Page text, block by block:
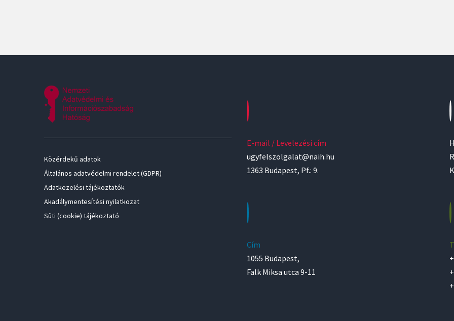
Közérdekű adatok
Általános adatvédelmi rendelet (GDPR)
Adatkezelési tájékoztatók
Akadálymentesítési nyilatkozat
Süti (cookie) tájékoztató
E-mail / Levelezési cím
ugyfelszolgalat@naih.hu
1363 Budapest, Pf.: 9.
Cím
1055 Budapest,
Falk Miksa utca 9-11